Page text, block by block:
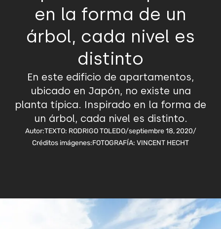
en la forma de un
árbol, cada nivel es
distinto
En este edificio de apartamentos,
ubicado en Japón, no existe una
planta típica. Inspirado en la forma de
un árbol, cada nivel es distinto.
Autor:TEXTO: RODRIGO TOLEDO/septiembre 18, 2020/
Créditos imágenes:FOTOGRAFÍA: VINCENT HECHT